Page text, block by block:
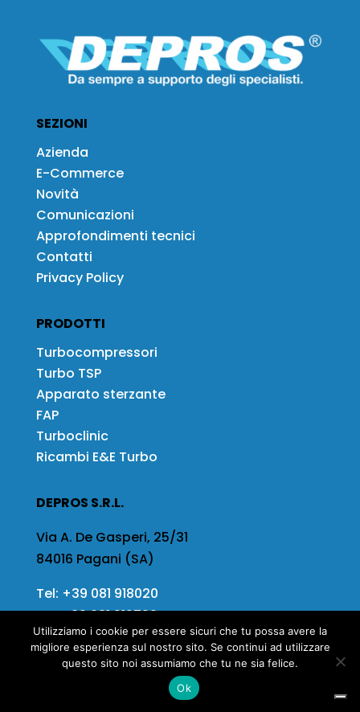
SEZIONI
Azienda
E-Commerce
Novità
Comunicazioni
Approfondimenti tecnici
Contatti
Privacy Policy
PRODOTTI
Turbocompressori
Turbo TSP
Apparato sterzante
FAP
Turboclinic
Ricambi E&E Turbo
DEPROS S.R.L.
Via A. De Gasperi, 25/31
84016 Pagani (SA)
Tel: +39 081 918020
Fax+39 081 919799
Email:info@depros.it
Utilizziamo i cookie per essere sicuri che tu possa avere la
migliore esperienza sul nostro sito. Se continui ad utilizzare
questo sito noi assumiamo che tu ne sia felice.
Ok